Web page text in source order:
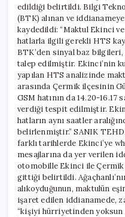
edildiği belirtildi. Bilgi
(BTK) alınan ve
kaydedildi: “Maktul Ekinci ve
hatlarla ilgili gerekli HTS
BTK’den sinyal baz
talep edilmiştir. Ekinci’nin
yapılan HTS analizinde
arasında Çermik ilçesinin
GSM hatının da 14.20-16.17
verdiği tespit edilmiştir.
hatların aynı saatler
belirlenmiştir.” SANIK
farklı tarihlerde Ekinci’ye
mesajlarına da yer verilen
otomobille Ekinci ile Çermik
gittiği belirtildi.
alıkoyduğunun, maktulün
işaret edilen iddianamede,
“kişiyi hürriyetinden yoksun